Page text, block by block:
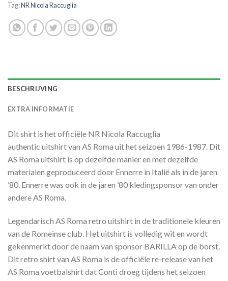
Tag:NR Nicola Raccuglia
BESCHRIJVING
EXTRA INFORMATIE
Dit shirt is het officiële NR Nicola Raccuglia
authentic uitshirt van AS Roma uit het seizoen 1986-1987. Dit
AS Roma uitshirt is op dezelfde manier en met dezelfde
materialen geproduceerd door Ennerre in Italië als in de jaren
’80. Ennerre was ook in de jaren ’80 kledingsponsor van onder
andere AS Roma.
Legendarisch AS Roma retro uitshirt in de traditionele kleuren
van de Romeinse club. Het uitshirt is volledig wit en wordt
gekenmerkt door de naam van sponsor BARILLA op de borst.
Dit retro shirt van AS Roma is de officiële re-release van het
AS Roma voetbalshirt dat Conti droeg tijdens het seizoen